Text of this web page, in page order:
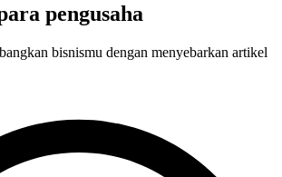
pengusaha
bisnismu dengan menyebarkan artikel